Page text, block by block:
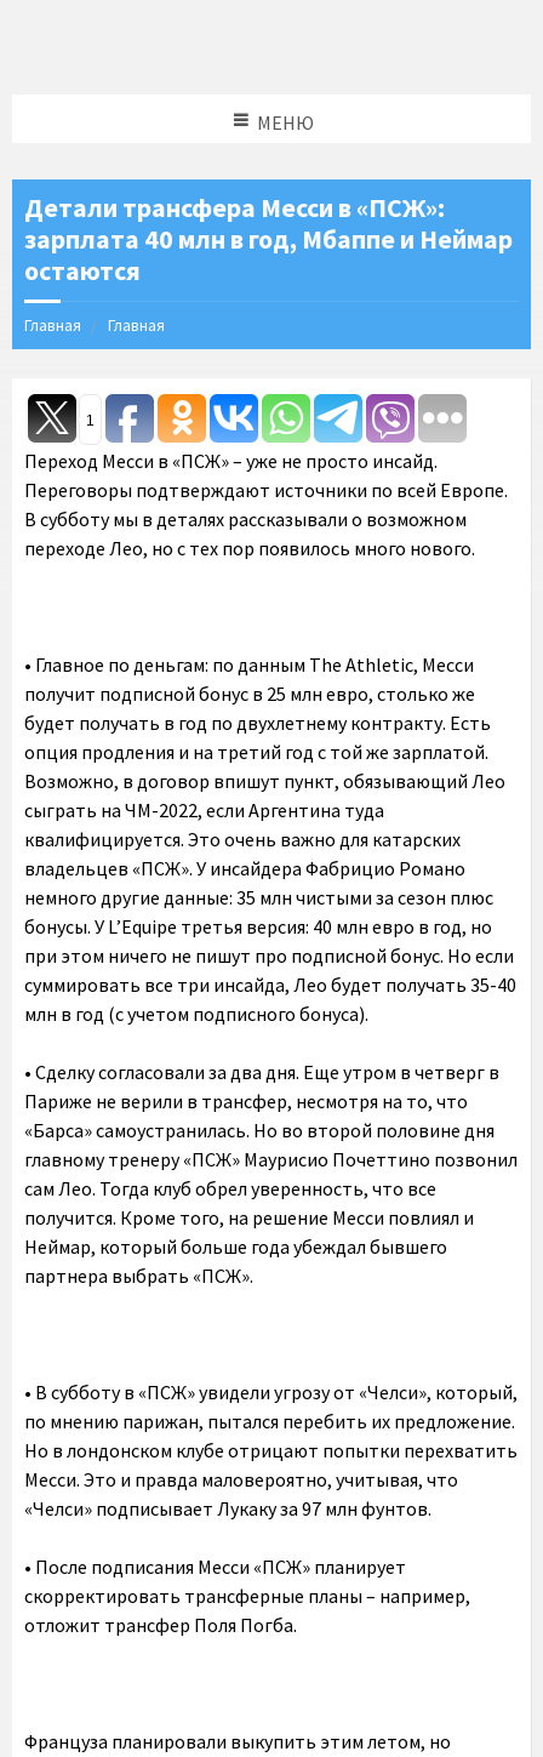
МЕНЮ
Детали трансфера Месси в «ПСЖ»:
зарплата 40 млн в год, Мбаппе и Неймар
остаются
Главная Главная
1
Переход Месси в «ПСЖ» – уже не просто инсайд.
Переговоры подтверждают источники по всей Европе.
В субботу мы в деталях рассказывали о возможном
переходе Лео, но с тех пор появилось много нового.
•‎ Главное по деньгам: по данным The Athletic, Месси
получит подписной бонус в 25 млн евро, столько же
будет получать в год по двухлетнему контракту. Есть
опция продления и на третий год с той же зарплатой.
Возможно, в договор впишут пункт, обязывающий Лео
сыграть на ЧМ-2022, если Аргентина туда
квалифицируется. Это очень важно для катарских
владельцев «ПСЖ». У инсайдера Фабрицио Романо
немного другие данные: 35 млн чистыми за сезон плюс
бонусы. У L’Equipe третья версия: 40 млн евро в год, но
при этом ничего не пишут про подписной бонус. Но если
суммировать все три инсайда, Лео будет получать 35-40
млн в год (с учетом подписного бонуса).
•‎ Сделку согласовали за два дня. Еще утром в четверг в
Париже не верили в трансфер, несмотря на то, что
«Барса» самоустранилась. Но во второй половине дня
главному тренеру «ПСЖ» Маурисио Почеттино позвонил
сам Лео. Тогда клуб обрел уверенность, что все
получится. Кроме того, на решение Месси повлиял и
Неймар, который больше года убеждал бывшего
партнера выбрать «ПСЖ».
•‎ В субботу в «ПСЖ» увидели угрозу от «Челси», который,
по мнению парижан, пытался перебить их предложение.
Но в лондонском клубе отрицают попытки перехватить
Месси. Это и правда маловероятно, учитывая, что
«Челси» подписывает Лукаку за 97 млн фунтов.
•‎ После подписания Месси «ПСЖ» планирует
скорректировать трансферные планы – например,
отложит трансфер Поля Погба.
Француза планировали выкупить этим летом, но